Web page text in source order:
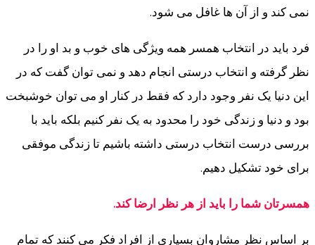
نمی کند و از آن ها غافل می شود.
فرد باید در انتخاب همسر همه ویژگی های خوب و بد او را در
نظر گرفته و انتخاب درستی انجام دهد و نمی توان گفت که در
این دنیا یک نفر وجود دارد که فقط در کنار او می توان خوشبخت
بود و دنیا و زندگی خود را محدود به یک نفر کنیم بلکه باید با
بررسی درست انتخاب درستی داشته باشیم تا زندگی موفقی
برای خود تشکیل دهیم.
همسرتان شما را باید از هر نظر ارضا کند.
بر اساس نظر مشاروان بسیاری از افراد فکر می کنند که تمام